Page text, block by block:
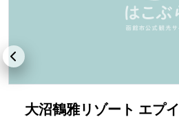
大沼鶴雅リゾート エプイ